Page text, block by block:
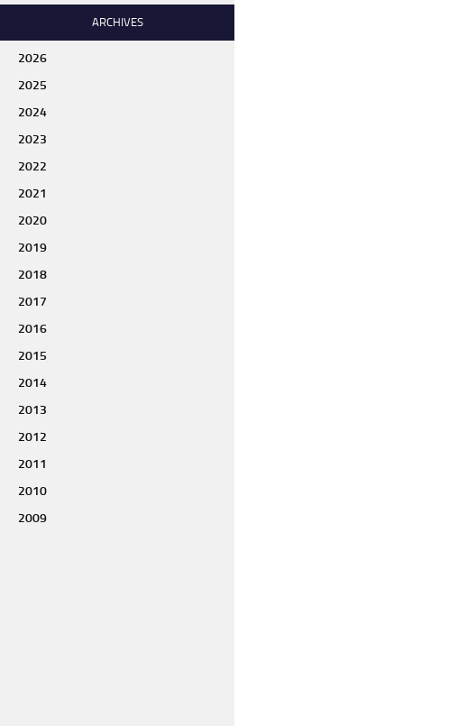
ARCHIVES
2026
2025
2024
2023
2022
2021
2020
2019
2018
2017
2016
2015
2014
2013
2012
2011
2010
2009